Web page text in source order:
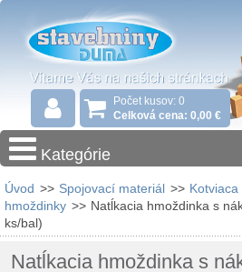
Počet kusov: 0
Celková cena: 0,00 €
Kategórie
Úvod >> Spojovací materiál >> Kotviaca
hmoždinky >> Natĺkacia hmoždinka s
ks/bal)
Natĺkacia hmoždinka s